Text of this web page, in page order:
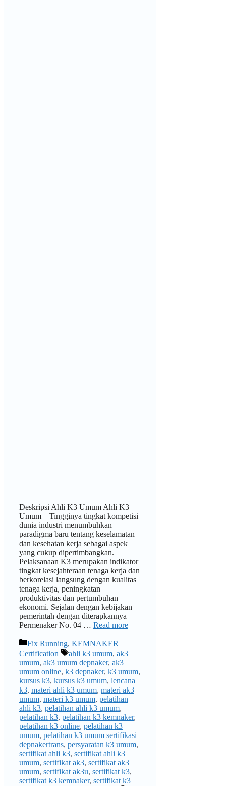
Deskripsi Ahli K3 Umum Ahli K3
Umum – Tingginya tingkat kompetisi
dunia industri menumbuhkan
paradigma baru tentang keselamatan
dan kesehatan kerja sebagai aspek
yang cukup dipertimbangkan.
Pelaksanaan K3 merupakan indikator
tingkat kesejahteraan tenaga kerja dan
berkorelasi langsung dengan kualitas
tenaga kerja, peningkatan
produktivitas dan pertumbuhan
ekonomi. Sejalan dengan kebijakan
pemerintah dengan diterapkannya
Permenaker No. 04 … Read more
Categories
Fix Running, KEMNAKER
Certification
Tags
ahli k3 umum, ak3
umum, ak3 umum depnaker, ak3
umum online, k3 depnaker, k3 umum,
kursus k3, kursus k3 umum, lencana
k3, materi ahli k3 umum, materi ak3
umum, materi k3 umum, pelatihan
ahli k3, pelatihan ahli k3 umum,
pelatihan k3, pelatihan k3 kemnaker,
pelatihan k3 online, pelatihan k3
umum, pelatihan k3 umum sertifikasi
depnakertrans, persyaratan k3 umum,
sertifikat ahli k3, sertifikat ahli k3
umum, sertifikat ak3, sertifikat ak3
umum, sertifikat ak3u, sertifikat k3,
sertifikat k3 kemnaker, sertifikat k3